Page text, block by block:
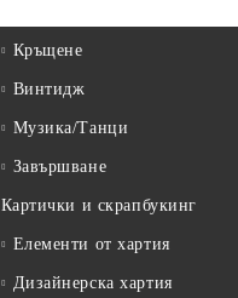
Кръщене
Винтидж
Музика/Танци
Завършване
Картички и скрапбукинг
Елементи от хартия
Дизайнерска хартия